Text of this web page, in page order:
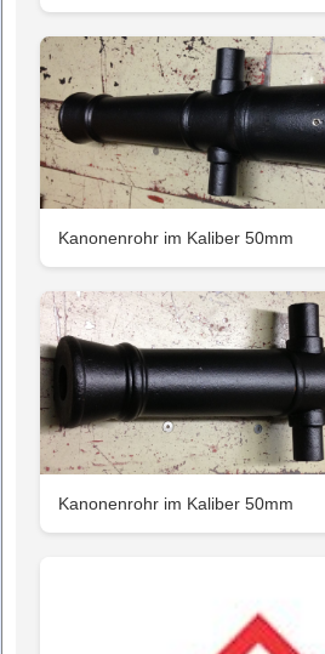
Kanonenrohr im Kaliber 50mm
Kanonenrohr im Kaliber 50mm